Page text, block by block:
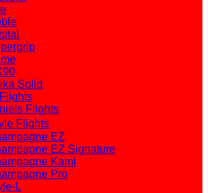
Solid
Flights
Flights
EZ
EZ Signature
Kami
Pro
L